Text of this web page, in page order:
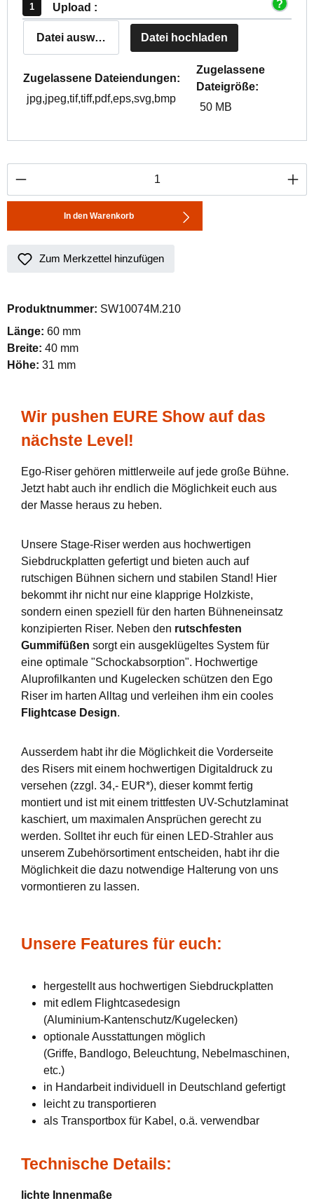
Upload :
Datei auswählen Datei hochladen
Zugelassene Dateiendungen:
jpg,jpeg,tif,tiff,pdf,eps,svg,bmp
Zugelassene
Dateigröße:
50 MB
Produkt Anzahl: Gib den gewünschten
In den Warenkorb
Zum Merkzettel hinzufügen
Produktnummer: SW10074M.210
Länge: 60 mm
Breite: 40 mm
Höhe: 31 mm
Wir pushen EURE Show auf das
nächste Level!
Ego-Riser gehören mittlerweile auf jede große Bühne.
Jetzt habt auch ihr endlich die Möglichkeit euch aus
der Masse heraus zu heben.
Unsere Stage-Riser werden aus hochwertigen
Siebdruckplatten gefertigt und bieten auch auf
rutschigen Bühnen sichern und stabilen Stand! Hier
bekommt ihr nicht nur eine klapprige Holzkiste,
sondern einen speziell für den harten Bühneneinsatz
konzipierten Riser. Neben den rutschfesten
Gummifüßen sorgt ein ausgeklügeltes System für
eine optimale "Schockabsorption". Hochwertige
Aluprofilkanten und Kugelecken schützen den Ego
Riser im harten Alltag und verleihen ihm ein cooles
Flightcase Design.
Ausserdem habt ihr die Möglichkeit die Vorderseite
des Risers mit einem hochwertigen Digitaldruck zu
versehen (zzgl. 34,- EUR*), dieser kommt fertig
montiert und ist mit einem trittfesten UV-Schutzlaminat
kaschiert, um maximalen Ansprüchen gerecht zu
werden. Solltet ihr euch für einen LED-Strahler aus
unserem Zubehörsortiment entscheiden, habt ihr die
Möglichkeit die dazu notwendige Halterung von uns
vormontieren zu lassen.
Unsere Features für euch:
hergestellt aus hochwertigen Siebdruckplatten
mit edlem Flightcasedesign
(Aluminium-Kantenschutz/Kugelecken)
optionale Ausstattungen möglich
(Griffe, Bandlogo, Beleuchtung, Nebelmaschinen,
etc.)
in Handarbeit individuell in Deutschland gefertigt
leicht zu transportieren
als Transportbox für Kabel, o.ä. verwendbar
Technische Details:
lichte Innenmaße